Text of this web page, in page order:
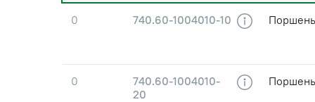
0 740.60-1004010-10
0
740.60-1004010-
20